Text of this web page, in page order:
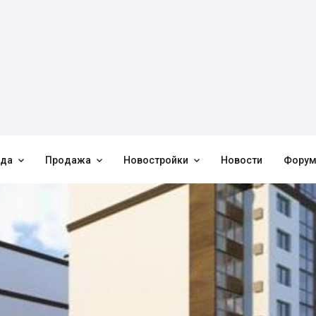
 Продажа  Новостройки  Новости Форум